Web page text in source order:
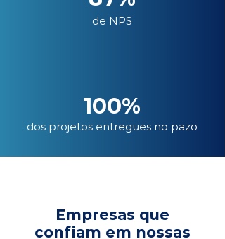
de NPS
100%
dos projetos entregues no pazo
Empresas que
confiam em nossas